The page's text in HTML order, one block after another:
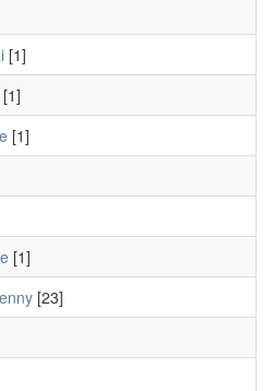
[1]
[1]
[1]
[1]
[23]